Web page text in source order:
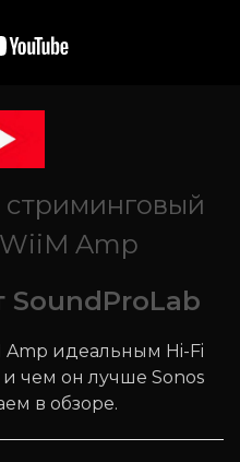
Amp
SoundProLab
Amp идеальным Hi-Fi
и чем он лучше Sonos
в обзоре.